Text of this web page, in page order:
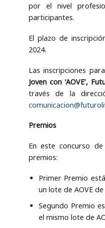
por el nivel
participantes.
El plazo de
2024.
Las inscripciones
Joven con ‘AOVE’,
través de la
Premios
En este concurso
premios:
Primer Premio
un lote de AOVE de
Segundo Premio
el mismo lote de